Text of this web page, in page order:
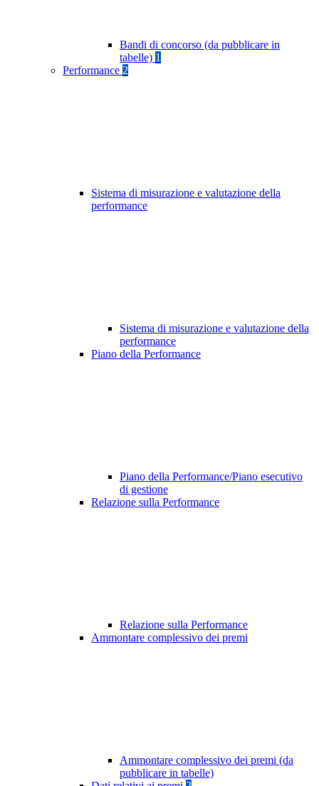
Bandi di concorso (da pubblicare in
tabelle) 1
Performance 2
Sistema di misurazione e valutazione della
performance
Sistema di misurazione e valutazione della
performance
Piano della Performance
Piano della Performance/Piano esecutivo
di gestione
Relazione sulla Performance
Relazione sulla Performance
Ammontare complessivo dei premi
Ammontare complessivo dei premi (da
pubblicare in tabelle)